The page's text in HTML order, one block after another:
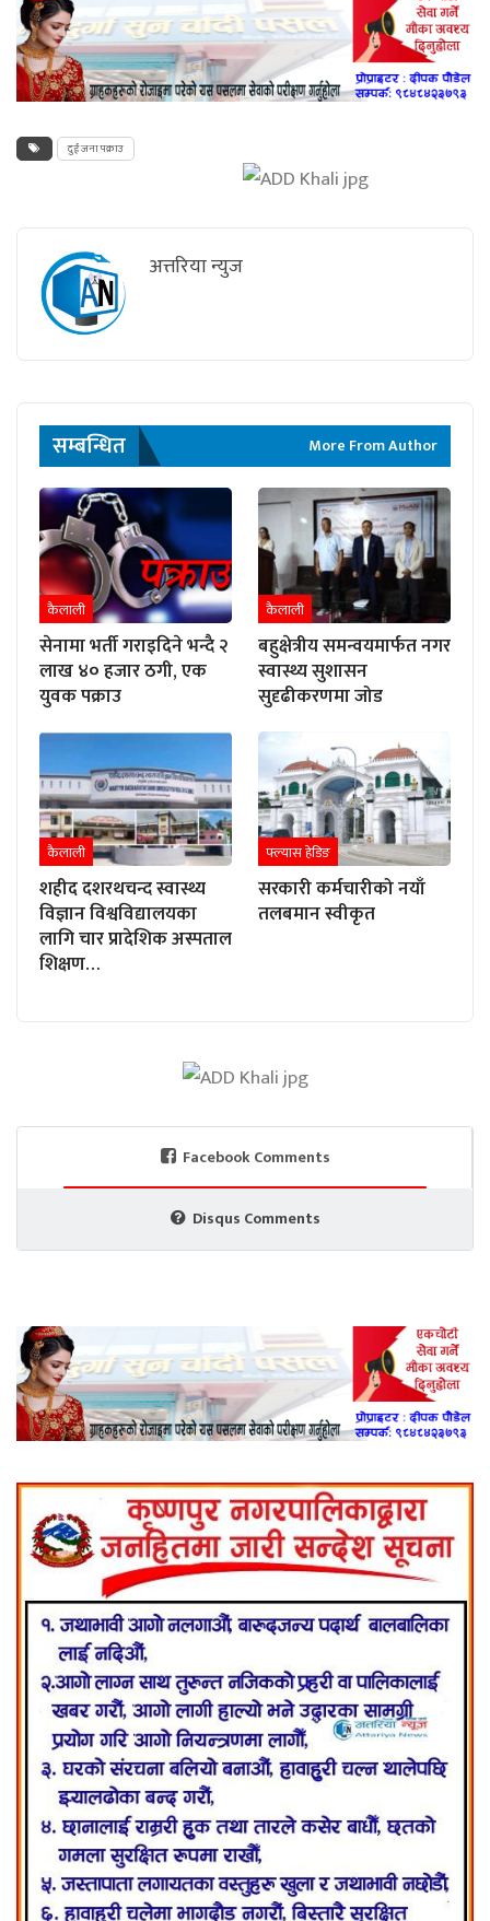
दुई जना पक्राउ
अत्तरिया न्युज
सम्बन्धित More From Author
कैलाली
सेनामा भर्ती गराइदिने भन्दै २
लाख ४० हजार ठगी, एक
युवक पक्राउ
कैलाली
बहुक्षेत्रीय समन्वयमार्फत नगर
स्वास्थ्य सुशासन
सुदृढीकरणमा जोड
कैलाली
शहीद दशरथचन्द स्वास्थ्य
विज्ञान विश्वविद्यालयका
लागि चार प्रादेशिक अस्पताल
शिक्षण…
फ्ल्यास हेडिङ
सरकारी कर्मचारीको नयाँ
तलबमान स्वीकृत
Facebook Comments
Disqus Comments